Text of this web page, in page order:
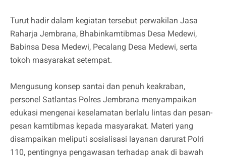
Turut hadir dalam kegiatan tersebut perwakilan Jasa
Raharja Jembrana, Bhabinkamtibmas Desa Medewi,
Babinsa Desa Medewi, Pecalang Desa Medewi, serta
tokoh masyarakat setempat.
Mengusung konsep santai dan penuh keakraban,
personel Satlantas Polres Jembrana menyampaikan
edukasi mengenai keselamatan berlalu lintas dan pesan-
pesan kamtibmas kepada masyarakat. Materi yang
disampaikan meliputi sosialisasi layanan darurat Polri
110, pentingnya pengawasan terhadap anak di bawah